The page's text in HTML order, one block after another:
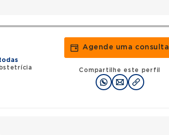
Agende uma consulta
Compartilhe este perfil